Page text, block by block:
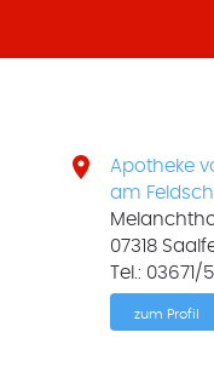

Apotheke
am
07318
Tel.: 03671/
zum Profil